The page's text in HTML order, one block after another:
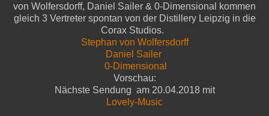
von Wolfersdorff, Daniel Sailer & 0-Dimensional kommen
gleich 3 Vertreter spontan von der Distillery Leipzig in die
Corax Studios.
Stephan von Wolfersdorff
Daniel Sailer
0-Dimensional
Vorschau:
Nächste Sendung am 20.04.2018 mit
Lovely-Music